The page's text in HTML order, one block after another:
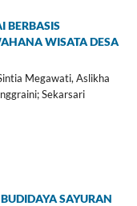
BERBASIS
WISATA DESA
Megawati, Aslikha
Sekarsari
SAYURAN